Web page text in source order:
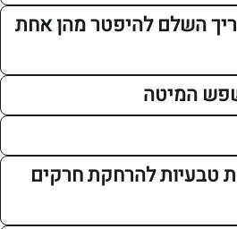
להיפטר מהן אחת
להרחקת חרקים